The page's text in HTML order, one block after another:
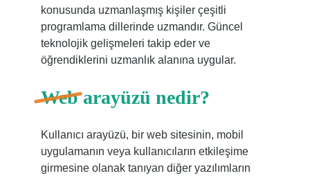
konusunda uzmanlaşmış kişiler çeşitli
programlama dillerinde uzmandır. Güncel
teknolojik gelişmeleri takip eder ve
öğrendiklerini uzmanlık alanına uygular.
Web arayüzü nedir?
Kullanıcı arayüzü, bir web sitesinin, mobil
uygulamanın veya kullanıcıların etkileşime
girmesine olanak tanıyan diğer yazılımların